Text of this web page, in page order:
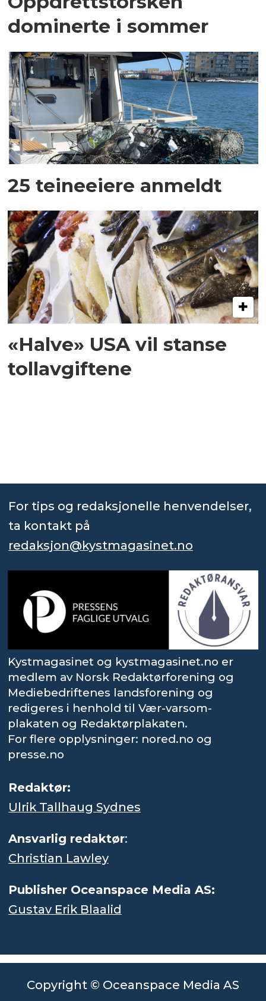
dominerte i sommer
25 teineeiere anmeldt
«Halve» USA vil stanse
tollavgiftene
For tips og redaksjonelle henvendelser,
ta kontakt på
redaksjon@kystmagasinet.no
Kystmagasinet og kystmagasinet.no er
medlem av Norsk Redaktørforening og
Mediebedriftenes landsforening og
redigeres i henhold til Vær-varsom-
plakaten og Redaktørplakaten.
For flere opplysninger: nored.no og
presse.no
Redaktør:
Ulrik Tallhaug Sydnes
Ansvarlig redaktør:
Christian Lawley
Publisher Oceanspace Media AS:
Gustav Erik Blaalid
Copyright © Oceanspace Media AS